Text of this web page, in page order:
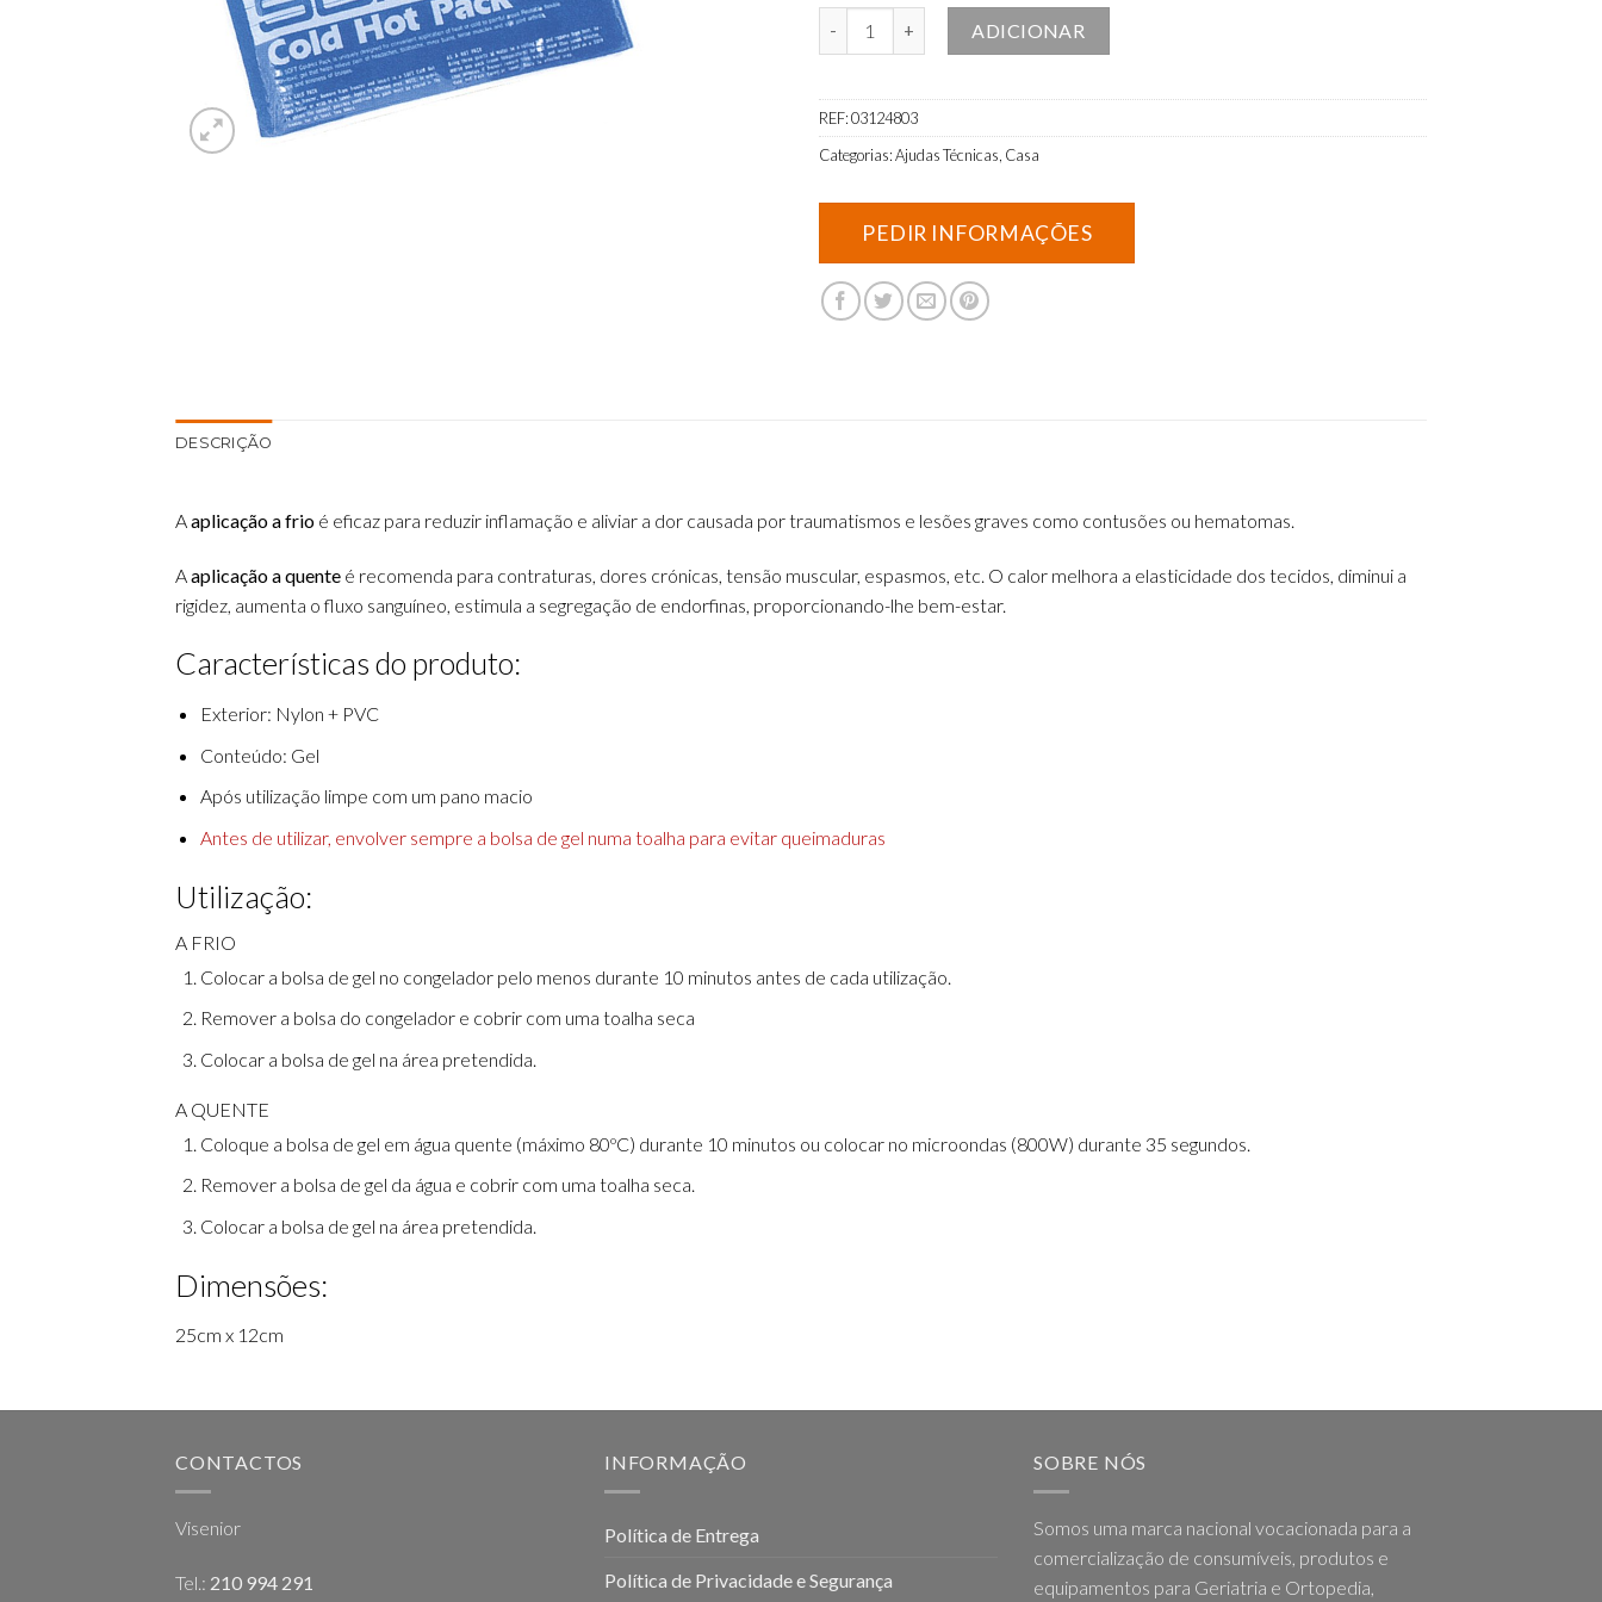
ADICIONAR
REF:03124803
Categorias:Ajudas Técnicas Casa
DESCRIÇÃO
Aaplicação a frio é eficaz para reduzir inflamação e aliviar a dor causada por traumatismos e lesões graves como contusões ou hematomas.
Aaplicação a quente é recomenda para contraturas, dores crónicas, tensão muscular, espasmos, etc. O calor melhora a elasticidade dos tecidos, diminui a
rigidez, aumenta o fluxo sanguíneo, estimula a segregação de endorfinas, proporcionando-lhe bem-estar.
Características do produto:
Exterior: Nylon + PVC
Conteúdo: Gel
Após utilização limpe com um pano macio
Antes de utilizar, envolver sempre a bolsa de gel numa toalha para evitar queimaduras
Utilização:
A FRIO
Colocar a bolsa de gel no congelador pelo menos durante 10 minutos antes de cada utilização.
Remover a bolsa do congelador e cobrir com uma toalha seca
Colocar a bolsa de gel na área pretendida.
A QUENTE
Coloque a bolsa de gel em água quente (máximo 80ºC) durante 10 minutos ou colocar no microondas (800W) durante 35 segundos.
Remover a bolsa de gel da água e cobrir com uma toalha seca.
Colocar a bolsa de gel na área pretendida.
Dimensões:
25cm x 12cm
CONTACTOS
Visenior
Tel.: 210 994 291
INFORMAÇÃO
Política de Entrega
Política de Privacidade e Segurança
SOBRE NÓS
Somos uma marca nacional vocacionada para a
comercialização de consumíveis, produtos e
equipamentos para Geriatria e Ortopedia,